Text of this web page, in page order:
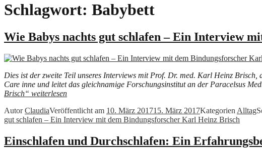
Schlagwort: Babybett
Wie Babys nachts gut schlafen – Ein Interview
Dies ist der zweite Teil unseres Interviews mit Prof. Dr. med. Karl Heinz
Care inne und leitet das gleichnamige Forschungsinstitut an der Paracelsus
Brisch“ weiterlesen
AutorClaudiaVeröffentlicht am 10. März 201715. März 2017Kategorien Alltag
gut schlafen – Ein Interview mit dem Bindungsforscher Karl Heinz Brisch
Einschlafen und Durchschlafen: Ein